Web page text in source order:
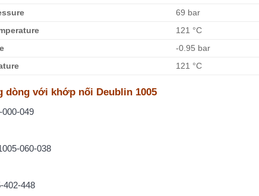
69 bar
121 °C
-0.95 bar
121 °C
dòng với khớp nối Deublin 1005
049
060-038
402-448